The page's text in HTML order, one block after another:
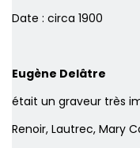
Date : circa 1900
Eugène Delâtre
était un graveur très
Renoir, Lautrec, Mary